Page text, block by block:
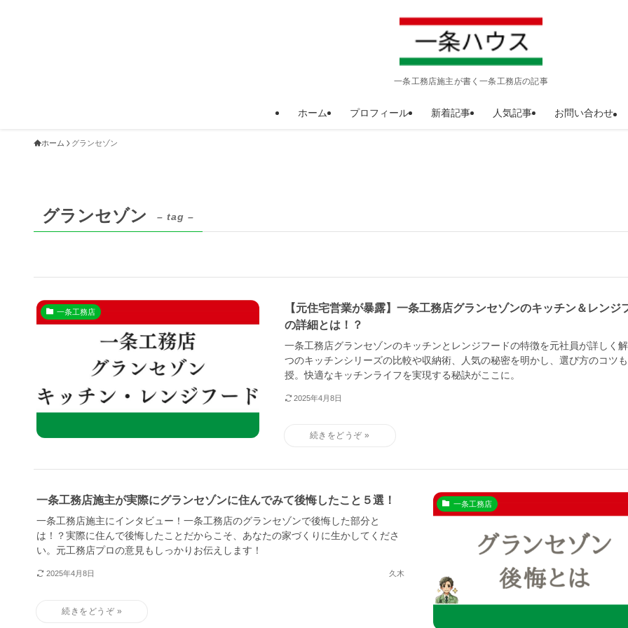
一条工務店施主が書く一条工務店の記事
ホーム プロフィール 新着記事 人気記事 お問い合わせ
ホーム グランセゾン
グランセゾン – tag –
一条工務店
【元住宅営業が暴露】一条工務店グランセゾンのキッチン＆レンジ
の詳細とは！？
一条工務店グランセゾンのキッチンとレンジフードの特徴を元社員が詳しく
つのキッチンシリーズの比較や収納術、人気の秘密を明かし、選び方のコツ
授。快適なキッチンライフを実現する秘訣がここに。
2025年4月8日
一条工務店
一条工務店施主が実際にグランセゾンに住んでみて後悔したこと５選！
一条工務店施主にインタビュー！一条工務店のグランセゾンで後悔した部分と
は！？実際に住んで後悔したことだからこそ、あなたの家づくりに生かしてくださ
い。元工務店プロの意見もしっかりお伝えします！
2025年4月8日 久木